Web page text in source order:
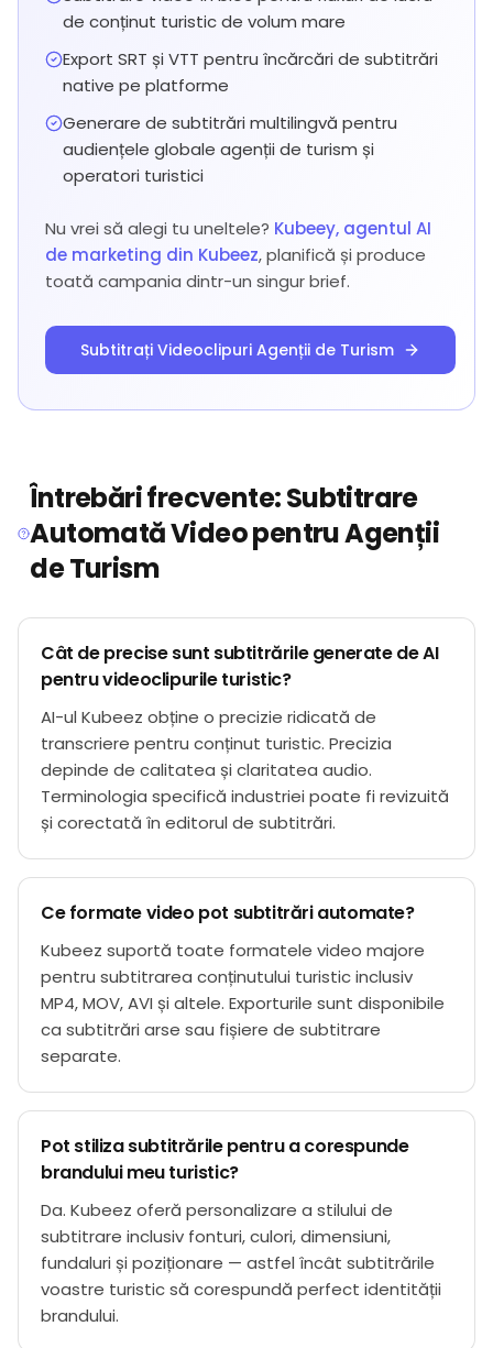
de conținut turistic de volum mare
Export SRT și VTT pentru încărcări de subtitrări
native pe platforme
Generare de subtitrări multilingvă pentru
audiențele globale agenții de turism și
operatori turistici
Nu vrei să alegi tu uneltele? Kubeey, agentul AI
de marketing din Kubeez, planifică și produce
toată campania dintr-un singur brief.
Subtitrați Videoclipuri Agenții de Turism
Întrebări frecvente: Subtitrare
Automată Video pentru Agenții
de Turism
Cât de precise sunt subtitrările generate de AI
pentru videoclipurile turistic?
AI-ul Kubeez obține o precizie ridicată de
transcriere pentru conținut turistic. Precizia
depinde de calitatea și claritatea audio.
Terminologia specifică industriei poate fi revizuită
și corectată în editorul de subtitrări.
Ce formate video pot subtitrări automate?
Kubeez suportă toate formatele video majore
pentru subtitrarea conținutului turistic inclusiv
MP4, MOV, AVI și altele. Exporturile sunt disponibile
ca subtitrări arse sau fișiere de subtitrare
separate.
Pot stiliza subtitrările pentru a corespunde
brandului meu turistic?
Da. Kubeez oferă personalizare a stilului de
subtitrare inclusiv fonturi, culori, dimensiuni,
fundaluri și poziționare — astfel încât subtitrările
voastre turistic să corespundă perfect identității
brandului.